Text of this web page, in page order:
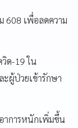
608 เพื่อลดความ
ด-19 ใน
ผู้ป่วยเข้ารักษา
าการหนักเพิ่มขึ้น